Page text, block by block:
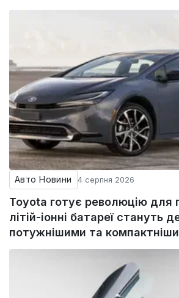
Авто Новини 4 серпня 2026
Toyota готує революцію для
літій-іонні батареї стануть
потужнішими та